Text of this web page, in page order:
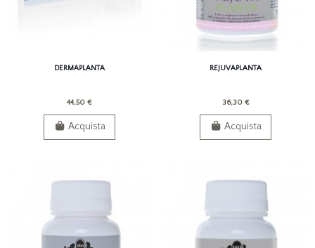
DERMAPLANTA
44,50 €
Acquista
REJUVAPLANTA
36,30 €
Acquista